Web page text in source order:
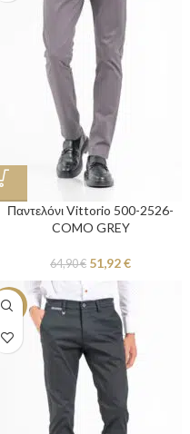
Παντελόνι Vittorio 500-2526-
COMO GREY
64,90€ 51,92€
-20%